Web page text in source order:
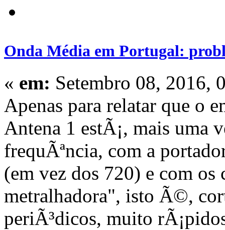
Onda Média em Portugal:
« em: Setembro 08, 2016,
Apenas para relatar que o
Antena 1 estÃ¡, mais uma
frequÃªncia, com a
(em vez dos 720) e com os
metralhadora", isto Ã©,
periÃ³dicos, muito